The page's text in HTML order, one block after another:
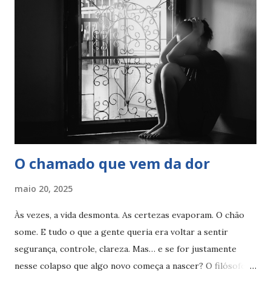
calar. Depois começa a se adaptar. Até que, sem perceber,
está vivendo uma vida que não faz mais sentido… mas da
qual não consegue sair. A boa notícia é que esse incômodo
pode ser o começo de uma volta. Carl Rogers dizia que a
mudança só acontece quando a gente aceita quem é agora.
Mesmo imperfeita, em dúvida, em reconstrução. A aceitação
é o primeiro passo para a reconciliação com a própria
essência. Esse desconforto q...
O chamado que vem da dor
maio 20, 2025
Às vezes, a vida desmonta. As certezas evaporam. O chão
some. E tudo o que a gente queria era voltar a sentir
segurança, controle, clareza. Mas… e se for justamente
nesse colapso que algo novo começa a nascer? O filósofo